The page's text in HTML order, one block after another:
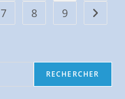
7
8 9 Aller à
RECHERCHER